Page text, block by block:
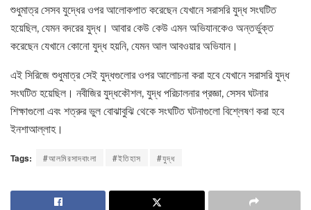
শুধুমাত্র সেসব যুদ্ধের ওপর আলোকপাত করেছেন যেখানে সরাসরি যুদ্ধ সংঘটিত
হয়েছিল, যেমন বদরের যুদ্ধ। আবার কেউ কেউ এমন অভিযানকেও অন্তর্ভুক্ত
করেছেন যেখানে কোনো যুদ্ধ হয়নি, যেমন আল আবওয়ার অভিযান।
এই সিরিজে শুধুমাত্র সেই যুদ্ধগুলোর ওপর আলোচনা করা হবে যেখানে সরাসরি যুদ্ধ
সংঘটিত হয়েছিল। নবীজির যুদ্ধকৌশল, যুদ্ধ পরিচালনার প্রজ্ঞা, সেসব ঘটনার
শিক্ষাগুলো এবং শত্রুর ভুল বোঝাবুঝি থেকে সংঘটিত ঘটনাগুলো বিশ্লেষণ করা হবে
ইনশাআল্লাহ।
Tags: #আলমিরসাদবাংলা #ইতিহাস #যুদ্ধ